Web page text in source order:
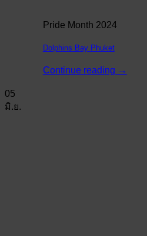
Pride Month 2024
Dolphins Bay Phuket
Continue reading →
05
มิ.ย.